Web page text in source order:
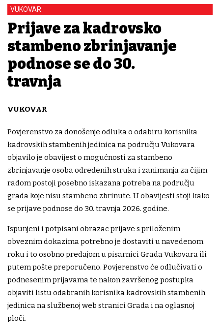
VUKOVAR
Prijave za kadrovsko
stambeno zbrinjavanje
podnose se do 30.
travnja
VUKOVAR
Povjerenstvo za donošenje odluka o odabiru korisnika
kadrovskih stambenih jedinica na području Vukovara
objavilo je obavijest o mogućnosti za stambeno
zbrinjavanje osoba određenih struka i zanimanja za čijim
radom postoji posebno iskazana potreba na području
grada koje nisu stambeno zbrinute. U obavijesti stoji kako
se prijave podnose do 30. travnja 2026. godine.
Ispunjeni i potpisani obrazac prijave s priloženim
obveznim dokazima potrebno je dostaviti u navedenom
roku i to osobno predajom u pisarnici Grada Vukovara ili
putem pošte preporučeno. Povjerenstvo će odlučivati o
podnesenim prijavama te nakon završenog postupka
objaviti listu odabranih korisnika kadrovskih stambenih
jedinica na službenoj web stranici Grada i na oglasnoj
ploči.